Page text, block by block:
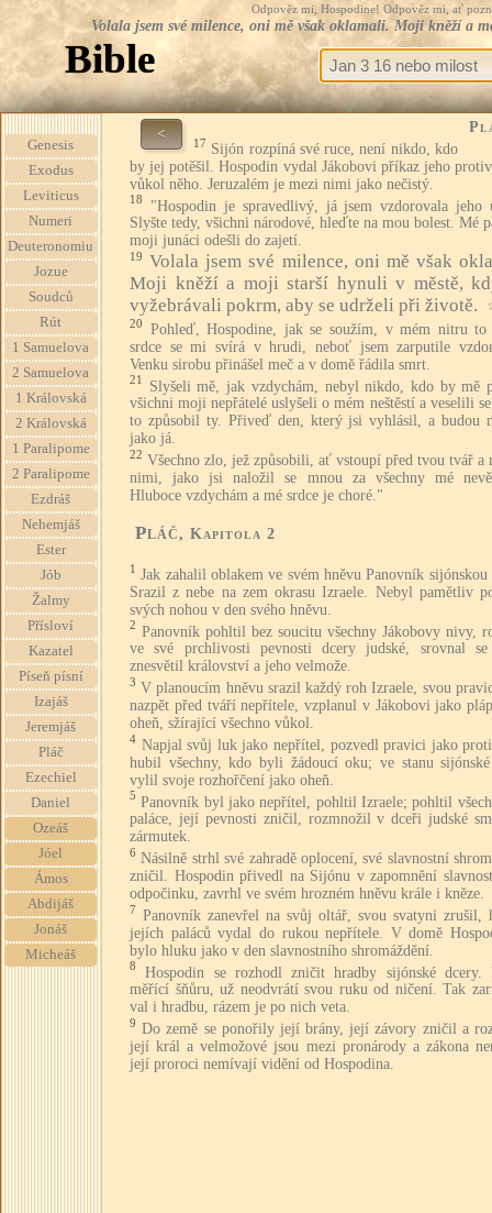
Odpověz mi, Hospodine! Odpověz mi, ať
Volala jsem své milence, oni mě však oklamali. Moji kněží a
Bible
Genesis
Exodus
Leviticus
Numeri
Deuteronomiu
Jozue
Soudců
Rút
1 Samuelova
2 Samuelova
1 Královská
2 Královská
1 Paralipome
2 Paralipome
Ezdráš
Nehemjáš
Ester
Jób
Žalmy
Přísloví
Kazatel
Píseň písní
Izajáš
Jeremjáš
Pláč
Ezechiel
Daniel
Ozeáš
Jóel
Ámos
Abdijáš
Jonáš
Micheáš
<
17 Sijón rozpíná své ruce, není nikdo, kdo
by jej potěšil. Hospodin vydal Jákobovi příkaz jeho
vůkol něho. Jeruzalém je mezi nimi jako nečistý.
18
"Hospodin je spravedlivý, já jsem vzdorovala jeho
Slyšte tedy, všichni národové, hleďte na mou bolest. Mé
moji junáci odešli do zajetí.
19 Volala jsem své milence, oni mě však
Moji kněží a moji starší hynuli v městě,
vyžebrávali pokrm, aby se udrželi při životě.
20
Pohleď, Hospodine, jak se soužím, v mém nitru to
srdce se mi svírá v hrudi, neboť jsem zarputile
Venku sirobu přinášel meč a v domě řádila smrt.
21
Slyšeli mě, jak vzdychám, nebyl nikdo, kdo by mě
všichni moji nepřátelé uslyšeli o mém neštěstí a veselili
to způsobil ty. Přiveď den, který jsi vyhlásil, a budou
jako já.
22 Všechno zlo, jež způsobili, ať vstoupí před tvou tvář a
nimi, jako jsi naložil se mnou za všechny mé
Hluboce vzdychám a mé srdce je choré."
Pláč, Kapitola 2
1 Jak zahalil oblakem ve svém hněvu Panovník sijónskou
Srazil z nebe na zem okrasu Izraele. Nebyl pamětliv
svých nohou v den svého hněvu.
2 Panovník pohltil bez soucitu všechny Jákobovy nivy,
ve své prchlivosti pevnosti dcery judské, srovnal
znesvětil království a jeho velmože.
3 V planoucím hněvu srazil každý roh Izraele, svou
nazpět před tváří nepřítele, vzplanul v Jákobovi jako
oheň, sžírající všechno vůkol.
4 Napjal svůj luk jako nepřítel, pozvedl pravici jako
hubil všechny, kdo byli žádoucí oku; ve stanu
vylil svoje rozhořčení jako oheň.
5 Panovník byl jako nepřítel, pohltil Izraele; pohltil
paláce, její pevnosti zničil, rozmnožil v dceři judské
zármutek.
6 Násilně strhl své zahradě oplocení, své slavnostní
zničil. Hospodin přivedl na Sijónu v zapomnění
odpočinku, zavrhl ve svém hrozném hněvu krále i kněze.
7 Panovník zanevřel na svůj oltář, svou svatyni zrušil,
jejích paláců vydal do rukou nepřítele. V domě
bylo hluku jako v den slavnostního shromáždění.
8
Hospodin se rozhodl zničit hradby sijónské dcery.
měřící šňůru, už neodvrátí svou ruku od ničení. Tak
val i hradbu, rázem je po nich veta.
9 Do země se ponořily její brány, její závory zničil a
její král a velmožové jsou mezi pronárody a zákona
její proroci nemívají vidění od Hospodina.